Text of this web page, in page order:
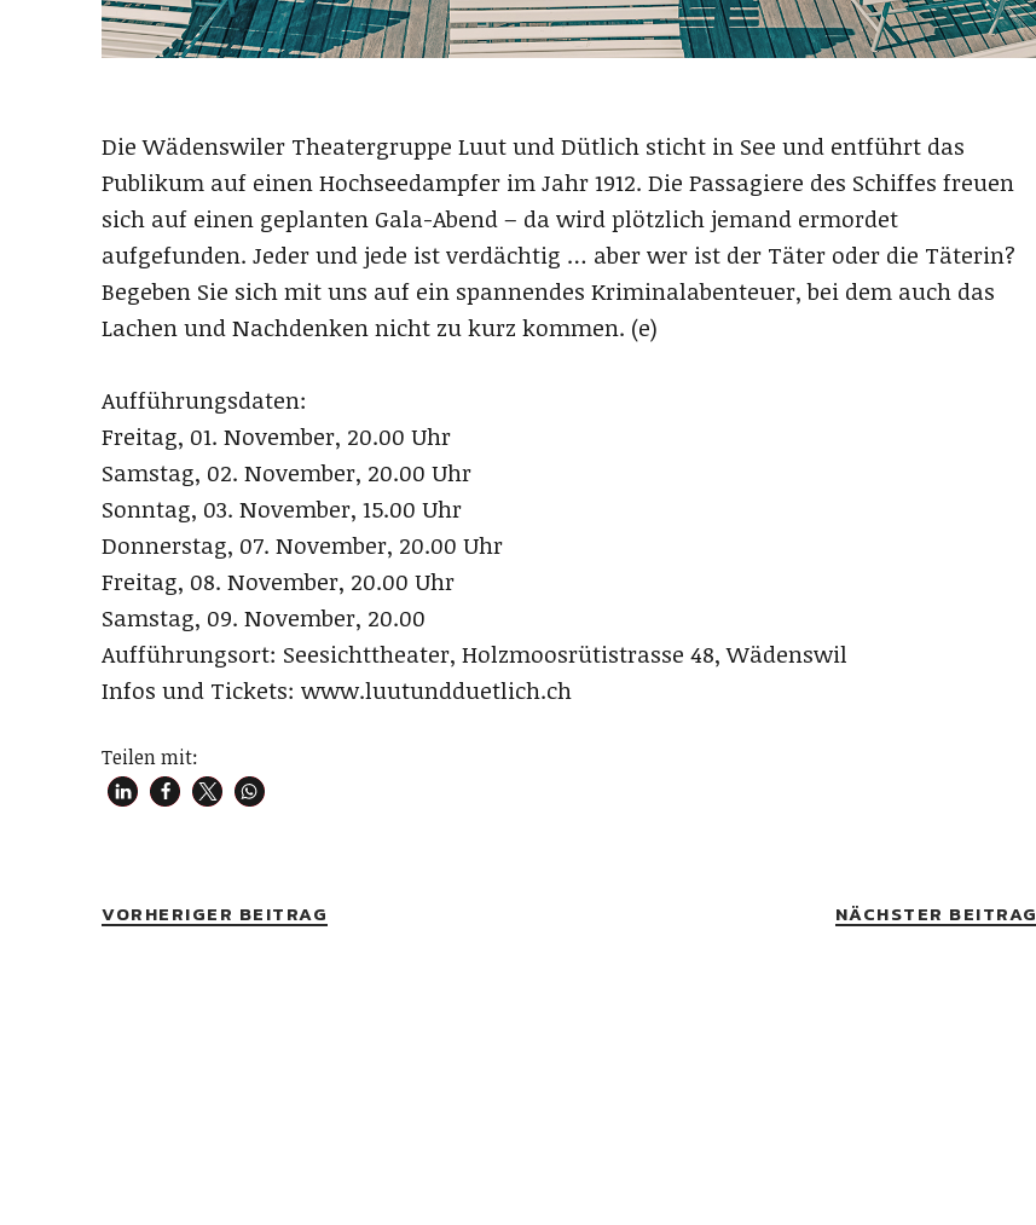
Die Wädenswiler Theatergruppe Luut und Dütlich sticht in See und entführt das
Publikum auf einen Hochseedampfer im Jahr 1912. Die Passagiere des Schiffes freuen
sich auf einen geplanten Gala-Abend – da wird plötzlich jemand ermordet
aufgefunden. Jeder und jede ist verdächtig … aber wer ist der Täter oder die Täterin?
Begeben Sie sich mit uns auf ein spannendes Kriminalabenteuer, bei dem auch das
Lachen und Nachdenken nicht zu kurz kommen. (e)
Aufführungsdaten:
Freitag, 01. November, 20.00 Uhr
Samstag, 02. November, 20.00 Uhr
Sonntag, 03. November, 15.00 Uhr
Donnerstag, 07. November, 20.00 Uhr
Freitag, 08. November, 20.00 Uhr
Samstag, 09. November, 20.00
Aufführungsort: Seesichttheater, Holzmoosrütistrasse 48, Wädenswil
Infos und Tickets: www.luutundduetlich.ch
Teilen mit:
VORHERIGER BEITRAG NÄCHSTER BEITRAG